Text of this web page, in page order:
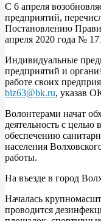
С 6 апреля
предприятий,
Постановлению
апреля 2020 года №
Индивидуальные
предприятий и
работе своих
biz63@bk.ru, указав
Волонтерами начат
деятельность с
обеспечению
населения
работы.
На въезде в город
Началась
проводится